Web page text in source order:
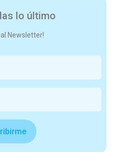
lo último
Newsletter!